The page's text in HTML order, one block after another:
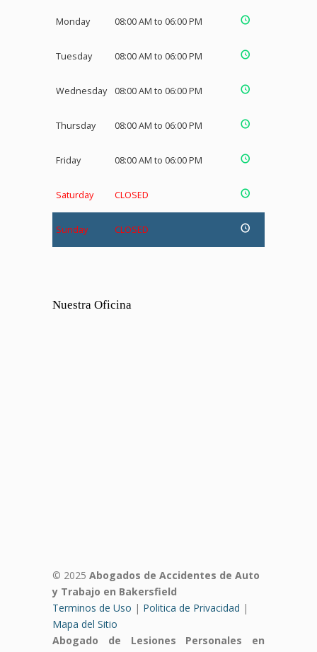
Monday 08:00 AM to 06:00 PM
Tuesday 08:00 AM to 06:00 PM
Wednesday 08:00 AM to 06:00 PM
Thursday 08:00 AM to 06:00 PM
Friday 08:00 AM to 06:00 PM
Saturday CLOSED
Sunday CLOSED
Nuestra Oficina
© 2025 Abogados de Accidentes de Auto
y Trabajo en Bakersfield
Terminos de Uso | Politica de Privacidad |
Mapa del Sitio
Abogado de Lesiones Personales en